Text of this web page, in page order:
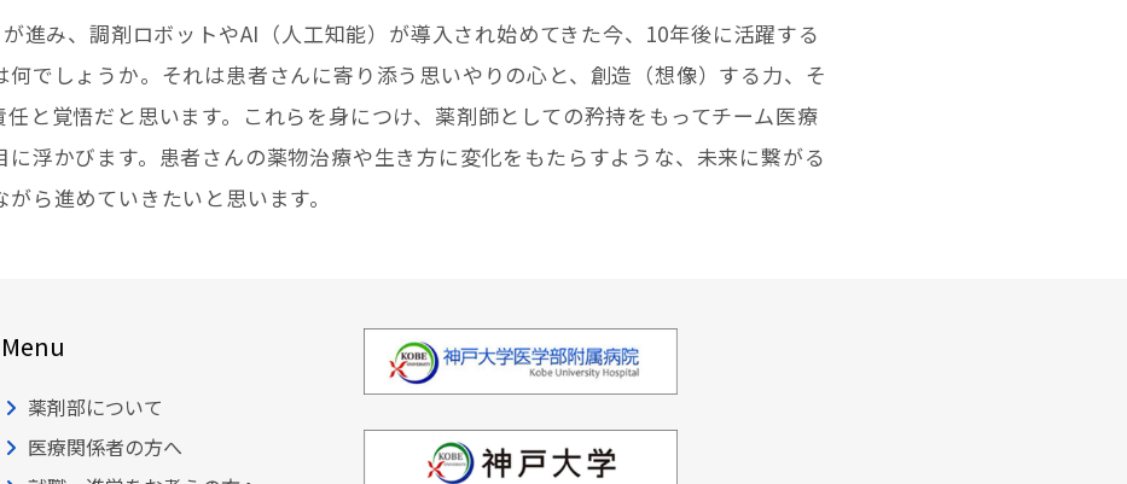
進み、調剤ロボットやAI（人工知能）が導入され始めてきた今、10年後に活躍する
何でしょうか。それは患者さんに寄り添う思いやりの心と、創造（想像）する力、そ
任と覚悟だと思います。これらを身につけ、薬剤師としての矜持をもってチーム医療
に浮かびます。患者さんの薬物治療や生き方に変化をもたらすような、未来に繋がる
ら進めていきたいと思います。
Menu
薬剤部について
医療関係者の方へ